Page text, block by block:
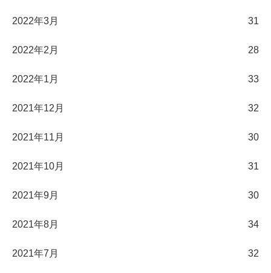
2022年3月 31
2022年2月 28
2022年1月 33
2021年12月 32
2021年11月 30
2021年10月 31
2021年9月 30
2021年8月 34
2021年7月 32